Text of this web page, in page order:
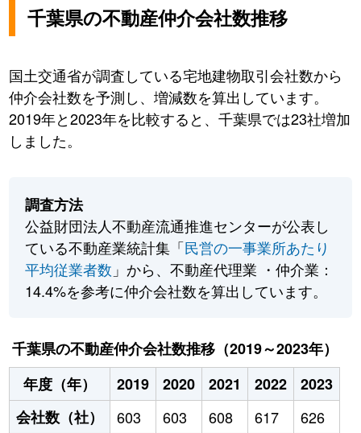
千葉県の不動産仲介会社数推移
国土交通省が調査している宅地建物取引会社数から
仲介会社数を予測し、増減数を算出しています。
2019年と2023年を比較すると、千葉県では23社増加
しました。
調査方法
公益財団法人不動産流通推進センターが公表し
ている不動産業統計集「民営の一事業所あたり
平均従業者数 」から、不動産代理業 ・仲介業：
14.4%を参考に仲介会社数を算出しています。
千葉県の不動産仲介会社数推移（2019～2023年）
年度（年）
2019 2020 2021 2022
2023
会社数（社）
603 603 608 617 626